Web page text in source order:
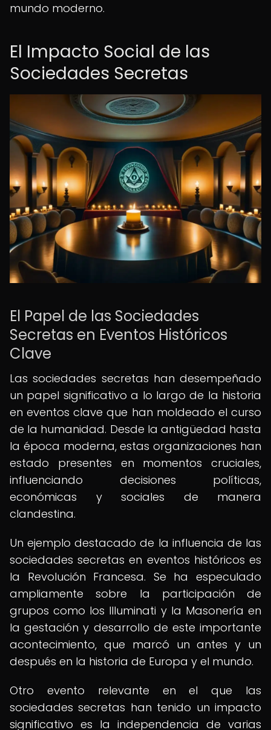
mundo moderno.
El Impacto Social de las
Sociedades Secretas
El Papel de las Sociedades
Secretas en Eventos Históricos
Clave
Las sociedades secretas han desempeñado
un papel significativo a lo largo de la historia
en eventos clave que han moldeado el curso
de la humanidad. Desde la antigüedad hasta
la época moderna, estas organizaciones han
estado presentes en momentos cruciales,
influenciando decisiones políticas,
económicas y sociales de manera
clandestina.
Un ejemplo destacado de la influencia de las
sociedades secretas en eventos históricos es
la Revolución Francesa. Se ha especulado
ampliamente sobre la participación de
grupos como los Illuminati y la Masonería en
la gestación y desarrollo de este importante
acontecimiento, que marcó un antes y un
después en la historia de Europa y el mundo.
Otro evento relevante en el que las
sociedades secretas han tenido un impacto
significativo es la independencia de varias